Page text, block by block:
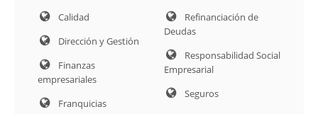
Calidad
Dirección y Gestión
Finanzas
empresariales
Franquicias
Refinanciación de
Deudas
Responsabilidad Social
Empresarial
Seguros